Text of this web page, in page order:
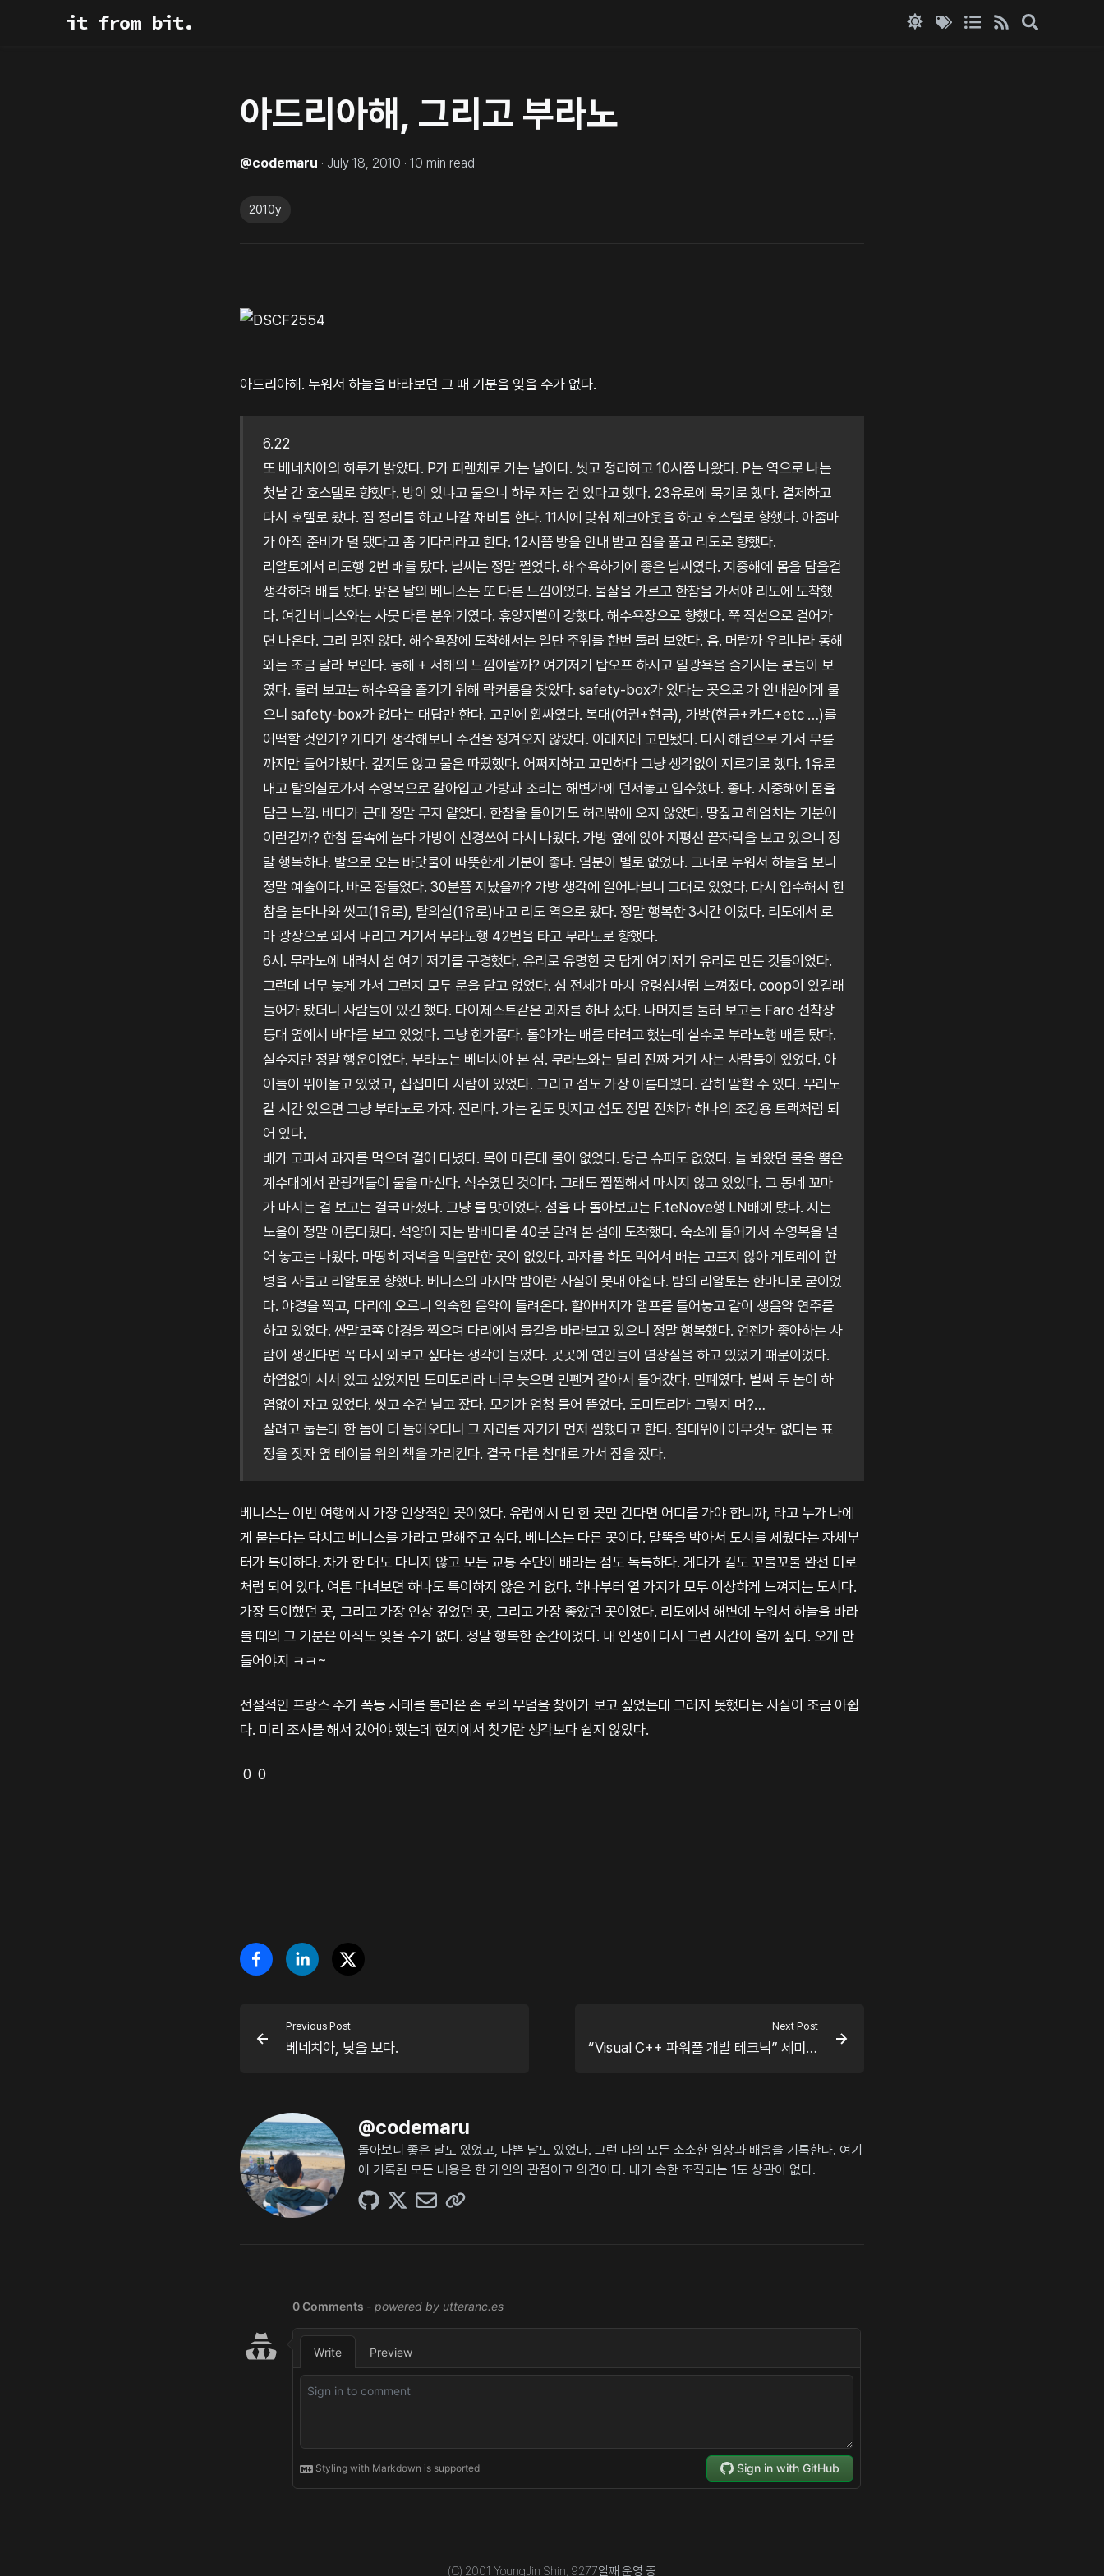
it from bit.
아드리아해, 그리고 부라노
@codemaru · July 18, 2010 · 10 min read
2010y
아드리아해. 누워서 하늘을 바라보던 그 때 기분을 잊을 수가 없다.
6.22
또 베네치아의 하루가 밝았다. P가 피렌체로 가는 날이다. 씻고 정리하고 10시쯤 나왔다. P는 역으로 나는
첫날 간 호스텔로 향했다. 방이 있냐고 물으니 하루 자는 건 있다고 했다. 23유로에 묵기로 했다. 결제하고
다시 호텔로 왔다. 짐 정리를 하고 나갈 채비를 한다. 11시에 맞춰 체크아웃을 하고 호스텔로 향했다. 아줌마
가 아직 준비가 덜 됐다고 좀 기다리라고 한다. 12시쯤 방을 안내 받고 짐을 풀고 리도로 향했다.
리알토에서 리도행 2번 배를 탔다. 날씨는 정말 쩔었다. 해수욕하기에 좋은 날씨였다. 지중해에 몸을 담을걸
생각하며 배를 탔다. 맑은 날의 베니스는 또 다른 느낌이었다. 물살을 가르고 한참을 가서야 리도에 도착했
다. 여긴 베니스와는 사뭇 다른 분위기였다. 휴양지삘이 강했다. 해수욕장으로 향했다. 쭉 직선으로 걸어가
면 나온다. 그리 멀진 않다. 해수욕장에 도착해서는 일단 주위를 한번 둘러 보았다. 음. 머랄까 우리나라 동해
와는 조금 달라 보인다. 동해 + 서해의 느낌이랄까? 여기저기 탑오프 하시고 일광욕을 즐기시는 분들이 보
였다. 둘러 보고는 해수욕을 즐기기 위해 락커룸을 찾았다. safety-box가 있다는 곳으로 가 안내원에게 물
으니 safety-box가 없다는 대답만 한다. 고민에 휩싸였다. 복대(여권+현금), 가방(현금+카드+etc …)를
어떡할 것인가? 게다가 생각해보니 수건을 챙겨오지 않았다. 이래저래 고민됐다. 다시 해변으로 가서 무릎
까지만 들어가봤다. 깊지도 않고 물은 따땄했다. 어쩌지하고 고민하다 그냥 생각없이 지르기로 했다. 1유로
내고 탈의실로가서 수영복으로 갈아입고 가방과 조리는 해변가에 던져놓고 입수했다. 좋다. 지중해에 몸을
담근 느낌. 바다가 근데 정말 무지 얕았다. 한참을 들어가도 허리밖에 오지 않았다. 땅짚고 헤엄치는 기분이
이런걸까? 한참 물속에 놀다 가방이 신경쓰여 다시 나왔다. 가방 옆에 앉아 지평선 끝자락을 보고 있으니 정
말 행복하다. 발으로 오는 바닷물이 따뜻한게 기분이 좋다. 염분이 별로 없었다. 그대로 누워서 하늘을 보니
정말 예술이다. 바로 잠들었다. 30분쯤 지났을까? 가방 생각에 일어나보니 그대로 있었다. 다시 입수해서 한
참을 놀다나와 씻고(1유로), 탈의실(1유로)내고 리도 역으로 왔다. 정말 행복한 3시간 이었다. 리도에서 로
마 광장으로 와서 내리고 거기서 무라노행 42번을 타고 무라노로 향했다.
6시. 무라노에 내려서 섬 여기 저기를 구경했다. 유리로 유명한 곳 답게 여기저기 유리로 만든 것들이었다.
그런데 너무 늦게 가서 그런지 모두 문을 닫고 없었다. 섬 전체가 마치 유령섬처럼 느껴졌다. coop이 있길래
들어가 봤더니 사람들이 있긴 했다. 다이제스트같은 과자를 하나 샀다. 나머지를 둘러 보고는 Faro 선착장
등대 옆에서 바다를 보고 있었다. 그냥 한가롭다. 돌아가는 배를 타려고 했는데 실수로 부라노행 배를 탔다.
실수지만 정말 행운이었다. 부라노는 베네치아 본 섬. 무라노와는 달리 진짜 거기 사는 사람들이 있었다. 아
이들이 뛰어놀고 있었고, 집집마다 사람이 있었다. 그리고 섬도 가장 아름다웠다. 감히 말할 수 있다. 무라노
갈 시간 있으면 그냥 부라노로 가자. 진리다. 가는 길도 멋지고 섬도 정말 전체가 하나의 조깅용 트랙처럼 되
어 있다.
배가 고파서 과자를 먹으며 걸어 다녔다. 목이 마른데 물이 없었다. 당근 슈퍼도 없었다. 늘 봐왔던 물을 뿜은
계수대에서 관광객들이 물을 마신다. 식수였던 것이다. 그래도 찝찝해서 마시지 않고 있었다. 그 동네 꼬마
가 마시는 걸 보고는 결국 마셨다. 그냥 물 맛이었다. 섬을 다 돌아보고는 F.teNove행 LN배에 탔다. 지는
노을이 정말 아름다웠다. 석양이 지는 밤바다를 40분 달려 본 섬에 도착했다. 숙소에 들어가서 수영복을 널
어 놓고는 나왔다. 마땅히 저녁을 먹을만한 곳이 없었다. 과자를 하도 먹어서 배는 고프지 않아 게토레이 한
병을 사들고 리알토로 향했다. 베니스의 마지막 밤이란 사실이 못내 아쉽다. 밤의 리알토는 한마디로 굳이었
다. 야경을 찍고, 다리에 오르니 익숙한 음악이 들려온다. 할아버지가 앰프를 틀어놓고 같이 생음악 연주를
하고 있었다. 싼말코쪽 야경을 찍으며 다리에서 물길을 바라보고 있으니 정말 행복했다. 언젠가 좋아하는 사
람이 생긴다면 꼭 다시 와보고 싶다는 생각이 들었다. 곳곳에 연인들이 염장질을 하고 있었기 때문이었다.
하염없이 서서 있고 싶었지만 도미토리라 너무 늦으면 민폔거 같아서 들어갔다. 민폐였다. 벌써 두 놈이 하
염없이 자고 있었다. 씻고 수건 널고 잤다. 모기가 엄청 물어 뜯었다. 도미토리가 그렇지 머?…
잘려고 눕는데 한 놈이 더 들어오더니 그 자리를 자기가 먼저 찜했다고 한다. 침대위에 아무것도 없다는 표
정을 짓자 옆 테이블 위의 책을 가리킨다. 결국 다른 침대로 가서 잠을 잤다.
베니스는 이번 여행에서 가장 인상적인 곳이었다. 유럽에서 단 한 곳만 간다면 어디를 가야 합니까, 라고 누가 나에
게 묻는다는 닥치고 베니스를 가라고 말해주고 싶다. 베니스는 다른 곳이다. 말뚝을 박아서 도시를 세웠다는 자체부
터가 특이하다. 차가 한 대도 다니지 않고 모든 교통 수단이 배라는 점도 독특하다. 게다가 길도 꼬불꼬불 완전 미로
처럼 되어 있다. 여튼 다녀보면 하나도 특이하지 않은 게 없다. 하나부터 열 가지가 모두 이상하게 느껴지는 도시다.
가장 특이했던 곳, 그리고 가장 인상 깊었던 곳, 그리고 가장 좋았던 곳이었다. 리도에서 해변에 누워서 하늘을 바라
볼 때의 그 기분은 아직도 잊을 수가 없다. 정말 행복한 순간이었다. 내 인생에 다시 그런 시간이 올까 싶다. 오게 만
들어야지 ㅋㅋ~
전설적인 프랑스 주가 폭등 사태를 불러온 존 로의 무덤을 찾아가 보고 싶었는데 그러지 못했다는 사실이 조금 아쉽
다. 미리 조사를 해서 갔어야 했는데 현지에서 찾기란 생각보다 쉽지 않았다.
0 0
Previous Post
베네치아, 낮을 보다.
Next Post
“Visual C++ 파워풀 개발 테크닉” 세미나 발표자료
@codemaru
돌아보니 좋은 날도 있었고, 나쁜 날도 있었다. 그런 나의 모든 소소한 일상과 배움을 기록한다. 여기
에 기록된 모든 내용은 한 개인의 관점이고 의견이다. 내가 속한 조직과는 1도 상관이 없다.
(C) 2001 YoungJin Shin, 9277일째 운영 중